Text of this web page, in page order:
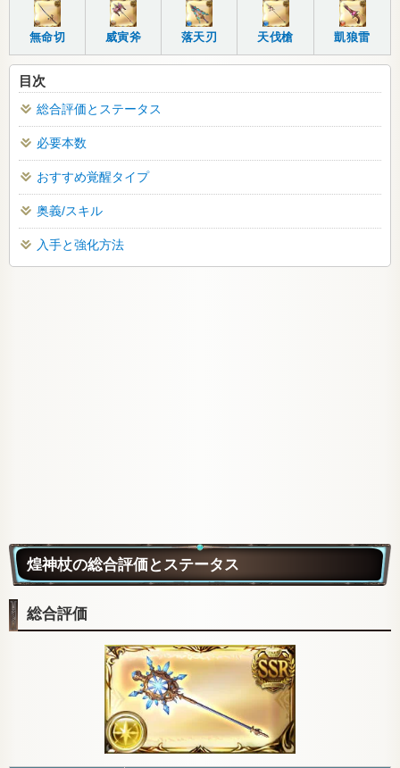
無命切 威寅斧 落天刃 天伐槍 凱狼雷
目次
総合評価とステータス
必要本数
おすすめ覚醒タイプ
奥義/スキル
入手と強化方法
煌神杖の総合評価とステータス
総合評価